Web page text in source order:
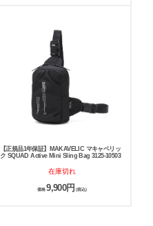
【正規品1年保証】MAKAVELIC マキャベリッ
ク SQUAD Active Mini Sling Bag 3125-10503
在庫切れ
価格9,900円 (税込)